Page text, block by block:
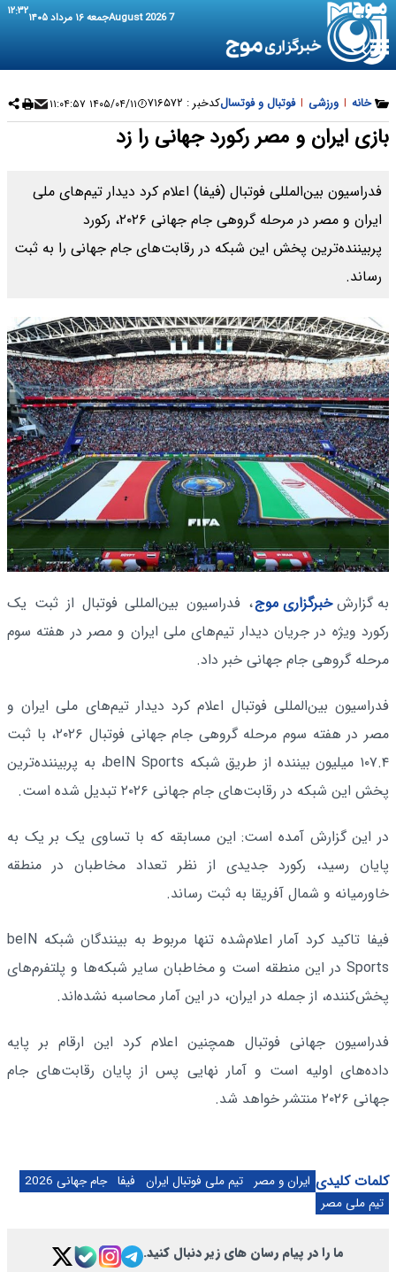
7 August 2026 جمعه ۱۶ مرداد ۱۴۰۵ ۱۲:۳۲
خانه | ورزشی | فوتبال و فوتسالکدخبر : ۷۱۶۵۷۲ ۱۴۰۵/۰۴/۱۱ ۱۱:۰۴:۵۷
بازی ایران و مصر رکورد جهانی را زد
فدراسیون بین‌المللی فوتبال (فیفا) اعلام کرد دیدار تیم‌های ملی
ایران و مصر در مرحله گروهی جام جهانی ۲۰۲۶، رکورد
پربیننده‌ترین پخش این شبکه در رقابت‌های جام جهانی را به ثبت
رساند.
به گزارشخبرگزاری موج، فدراسیون بین‌المللی فوتبال از ثبت یک
رکورد ویژه در جریان دیدار تیم‌های ملی ایران و مصر در هفته سوم
مرحله گروهی جام جهانی خبر داد.
فدراسیون بین‌المللی فوتبال اعلام کرد دیدار تیم‌های ملی ایران و
مصر در هفته سوم مرحله گروهی جام جهانی فوتبال ۲۰۲۶، با ثبت
۱۰۷.۴ میلیون بیننده از طریق شبکه beIN Sports، به پربیننده‌ترین
پخش این شبکه در رقابت‌های جام جهانی ۲۰۲۶ تبدیل شده است.
در این گزارش آمده است: این مسابقه که با تساوی یک بر یک به
پایان رسید، رکورد جدیدی از نظر تعداد مخاطبان در منطقه
خاورمیانه و شمال آفریقا به ثبت رساند.
فیفا تاکید کرد آمار اعلام‌شده تنها مربوط به بینندگان شبکه beIN
Sports در این منطقه است و مخاطبان سایر شبکه‌ها و پلتفرم‌های
پخش‌کننده، از جمله در ایران، در این آمار محاسبه نشده‌اند.
فدراسیون جهانی فوتبال همچنین اعلام کرد این ارقام بر پایه
داده‌های اولیه است و آمار نهایی پس از پایان رقابت‌های جام
جهانی ۲۰۲۶ منتشر خواهد شد.
کلمات کلیدی ایران و مصر تیم ملی فوتبال ایران فیفا جام جهانی 2026
تیم ملی مصر
ما را در پیام رسان های زیر دنبال کنید.